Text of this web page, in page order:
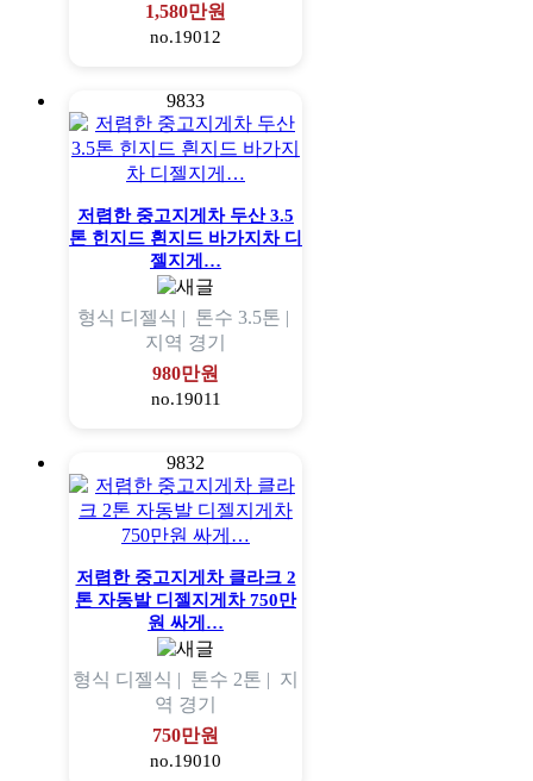
1,580만원
no.19012
9833
저렴한 중고지게차 두산 3.5
톤 힌지드 흰지드 바가지차 디
젤지게…
형식 디젤식 | 톤수 3.5톤 |
지역 경기
980만원
no.19011
9832
저렴한 중고지게차 클라크 2
톤 자동발 디젤지게차 750만
원 싸게…
형식 디젤식 | 톤수 2톤 | 지
역 경기
750만원
no.19010